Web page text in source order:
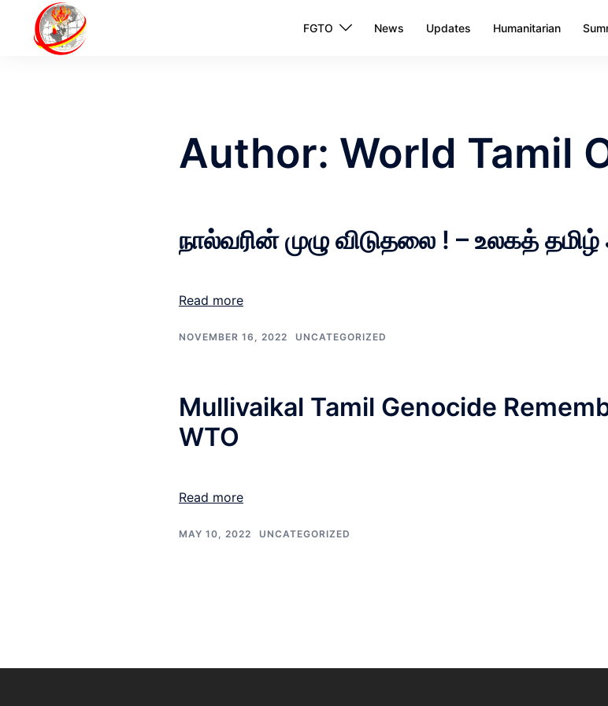
FGTO News Updates Humanitarian
Author: World Tamil
நால்வரின் முழு விடுதலை ! – உலகத்
Read more
NOVEMBER 16, 2022 UNCATEGORIZED
Mullivaikal Tamil Genocide
WTO
Read more
MAY 10, 2022 UNCATEGORIZED